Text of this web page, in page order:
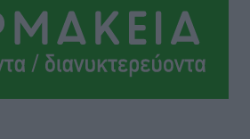
Επιτροπή Ρόδου μετά την
του Μιχαήλ Κορδίνα